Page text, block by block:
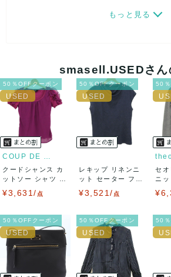
画像ダウンロードなので、転売にも最適♪
ネコポスの場合は日時指定ができません
ませ。
USED品に関しましては、見る方によっ
りますので、トラブルを避けるため、神
品を求められる方は御購入をお控えくだ
また商品には細心の注意をはらっており
ましたら、レビュー記載前に必ずコメン
い致します。対応できることがあれば、
もっと見る
smasell.USEDさん
50％OFFクーポン
COUP DE CHANCE
クードシャンス カ
ットソー シャツ 半
¥3,631/ 点
50％OFFクーポン
レキップ リネンニ
ット セーター フレ
¥3,521/ 点
50
セオ
ニッ
50％OFFクーポン 50％OFFクーポン 50